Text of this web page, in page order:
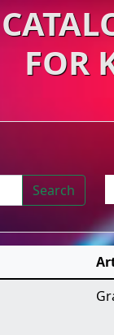
FOR
Search